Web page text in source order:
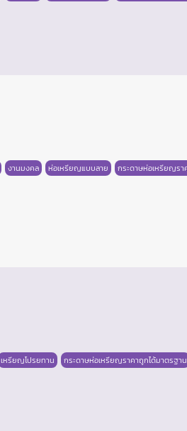
งานมงคล ห่อเหรียญแบบลาย กระดาษห่อเหรียญรา
เหรียญโปรยทาน กระดาษห่อเหรียญราคาถูกได้มาตรฐาน